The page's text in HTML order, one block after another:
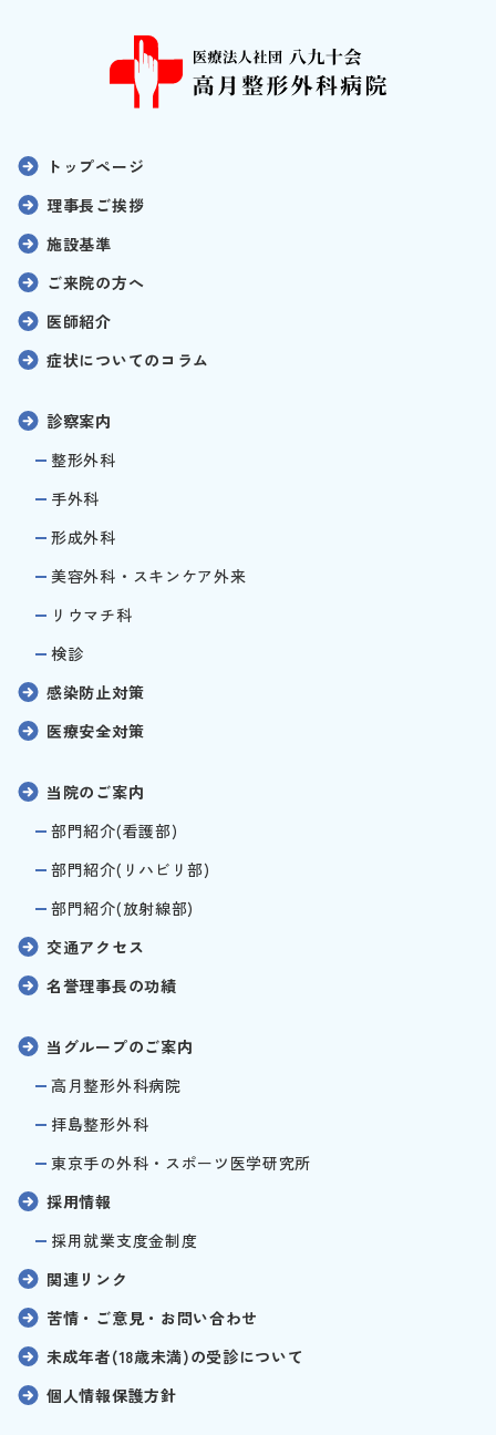
トップページ
理事長ご挨拶
施設基準
ご来院の方へ
医師紹介
症状についてのコラム
診察案内
整形外科
手外科
形成外科
美容外科・スキンケア外来
リウマチ科
検診
感染防止対策
医療安全対策
当院のご案内
部門紹介(看護部)
部門紹介(リハビリ部)
部門紹介(放射線部)
交通アクセス
名誉理事長の功績
当グループのご案内
高月整形外科病院
拝島整形外科
東京手の外科・スポーツ医学研究所
採用情報
採用就業支度金制度
関連リンク
苦情・ご意見・お問い合わせ
未成年者(18歳未満)の受診について
個人情報保護方針